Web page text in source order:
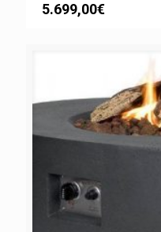
5.699,00€